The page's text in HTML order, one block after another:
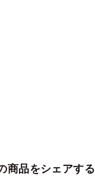
商品をシェアする